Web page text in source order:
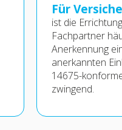
Für
ist die
Fachpartner
Anerkennung
anerkannten
14675-
zwingend.